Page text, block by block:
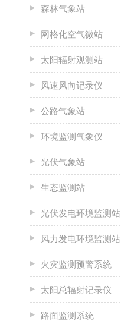
森林气象站
网格化空气微站
太阳辐射观测站
风速风向记录仪
公路气象站
环境监测气象仪
光伏气象站
生态监测站
光伏发电环境监测站
风力发电环境监测站
火灾监测预警系统
太阳总辐射记录仪
路面监测系统